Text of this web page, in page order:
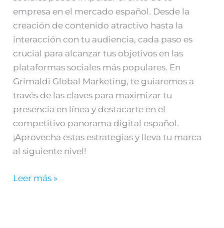
empresa en el mercado español. Desde la
creación de contenido atractivo hasta la
interacción con tu audiencia, cada paso es
crucial para alcanzar tus objetivos en las
plataformas sociales más populares. En
Grimaldi Global Marketing, te guiaremos a
través de las claves para maximizar tu
presencia en línea y destacarte en el
competitivo panorama digital español.
¡Aprovecha estas estrategias y lleva tu marca
al siguiente nivel!
Leer más »